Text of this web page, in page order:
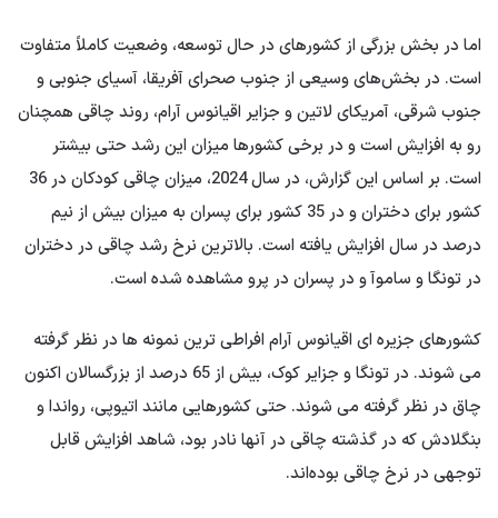
اما در بخش بزرگی از کشورهای در حال توسعه، وضعیت کاملاً متفاوت
است. در بخش‌های وسیعی از جنوب صحرای آفریقا، آسیای جنوبی و
جنوب شرقی، آمریکای لاتین و جزایر اقیانوس آرام، روند چاقی همچنان
رو به افزایش است و در برخی کشورها میزان این رشد حتی بیشتر
است. بر اساس این گزارش، در سال 2024، میزان چاقی کودکان در 36
کشور برای دختران و در 35 کشور برای پسران به میزان بیش از نیم
درصد در سال افزایش یافته است. بالاترین نرخ رشد چاقی در دختران
در تونگا و ساموآ و در پسران در پرو مشاهده شده است.
کشورهای جزیره ای اقیانوس آرام افراطی ترین نمونه ها در نظر گرفته
می شوند. در تونگا و جزایر کوک، بیش از 65 درصد از بزرگسالان اکنون
چاق در نظر گرفته می شوند. حتی کشورهایی مانند اتیوپی، رواندا و
بنگلادش که در گذشته چاقی در آنها نادر بود، شاهد افزایش قابل
توجهی در نرخ چاقی بوده‌اند.